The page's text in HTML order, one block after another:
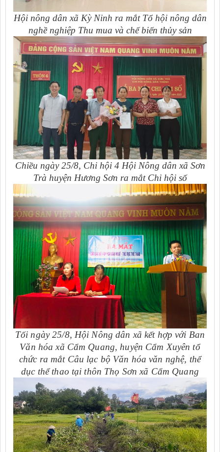
Hội nông dân xã Kỳ Ninh ra mắt Tổ hội nông dân
nghề nghiệp Thu mua và chế biến thủy sản
Chiều ngày 25/8, Chi hội 4 Hội Nông dân xã Sơn
Trà huyện Hương Sơn ra mắt Chi hội số
Tối ngày 25/8, Hội Nông dân xã kết hợp với Ban
Văn hóa xã Cẩm Quang, huyện Cẩm Xuyên tổ
chức ra mắt Câu lạc bộ Văn hóa văn nghệ, thể
dục thể thao tại thôn Thọ Sơn xã Cẩm Quang